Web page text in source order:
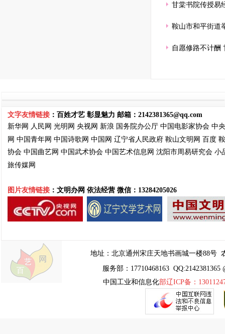
甘棠书院传授易
鞍山市和平街道
自愿修路不计酬
文字友情链接 ：百姓才艺 彰显魅力 邮箱： 2142381365@qq.com
新华网 人民网 光明网 央视网 新浪 国务院办公厅 中国电影家协会 中
网 中国青年网 中国诗歌网 中国网 辽宁省人民政府 鞍山文明网 百度
协会 中国曲艺网 中国武术协会 中国艺术信息网 沈阳市周易研究会 小
旅传媒网
图片友情链接 ：文明办网 依法经营 微信：13284205026
地址： 北京通州宋庄天地书画城一楼88号
服务部：17710468163 QQ:2142381365
中国工业和信息化部辽ICP备：